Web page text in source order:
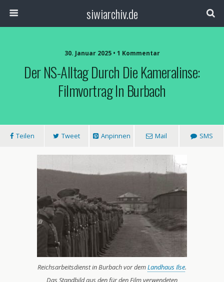
siwiarchiv.de
30. Januar 2025 • 1 Kommentar
Der NS-Alltag Durch Die Kameralinse:
Filmvortrag In Burbach
Teilen Tweet Anpinnen Mail SMS
Reichsarbeitsdienst in Burbach vor demLandhaus Ilse.
Das Standbild aus den für den Film verwendeten